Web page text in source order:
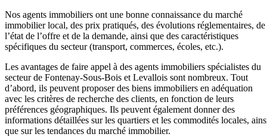
Nos agents immobiliers ont une bonne connaissance du marché
immobilier local, des prix pratiqués, des évolutions réglementaires, de
l’état de l’offre et de la demande, ainsi que des caractéristiques
spécifiques du secteur (transport, commerces, écoles, etc.).
Les avantages de faire appel à des agents immobiliers spécialistes du
secteur de Fontenay-Sous-Bois et Levallois sont nombreux. Tout
d’abord, ils peuvent proposer des biens immobiliers en adéquation
avec les critères de recherche des clients, en fonction de leurs
préférences géographiques. Ils peuvent également donner des
informations détaillées sur les quartiers et les commodités locales,
que sur les tendances du marché immobilier.